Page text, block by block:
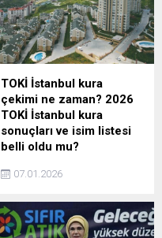
yolsuzluk çetesini aklamak
için bir makineye
dönüştüğünü
gözlemliyoruz.” dedi.
TOKİ İstanbul kura
çekimi ne zaman? 2026
TOKİ İstanbul kura
sonuçları ve isim listesi
belli oldu mu?
Projesi" kapsamında
sosyal konutun hak
sahiplerini belirleyecek kura
07.01.2026